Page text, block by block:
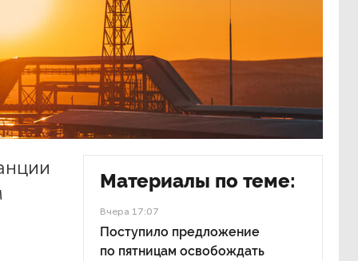
Материалы по теме:
Вчера 17:07
Поступило предложение
по пятницам освобождать